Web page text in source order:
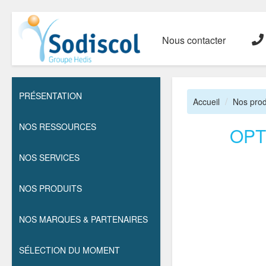
Nous contacter
PRÉSENTATION
NOS RESSOURCES
NOS SERVICES
NOS PRODUITS
NOS MARQUES & PARTENAIRES
SÉLECTION DU MOMENT
Accueil Nos